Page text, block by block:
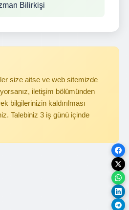
Bilirkişi
size aitse ve web sitemizde
iletişim bölümünden
bilgilerinizin kaldırılması
Talebiniz 3 iş günü içinde